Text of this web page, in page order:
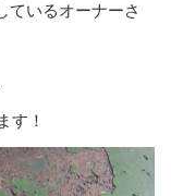
ているオーナーさ
す！